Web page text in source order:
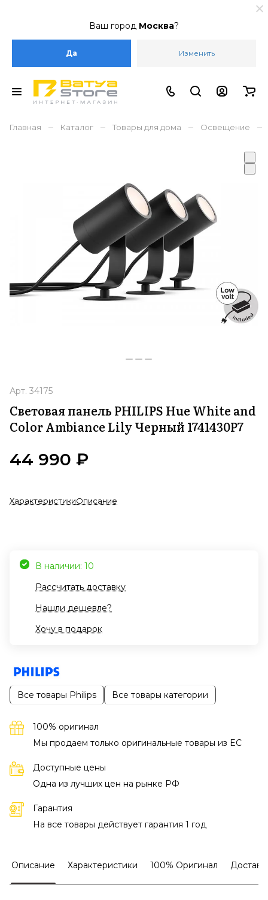
Ваш город Москва?
Да Изменить
Главная – Каталог – Товары для дома – Освещение –
Арт. 34175
Световая панель PHILIPS Hue White and
Color Ambiance Lily Черный 1741430P7
44 990 ₽
ХарактеристикиОписание
В наличии: 10
Рассчитать доставку
Нашли дешевле?
Хочу в подарок
Все товары Philips Все товары категории
100% оригинал
Мы продаем только оригинальные товары из EC
Доступные цены
Одна из лучших цен на рынке РФ
Гарантия
На все товары действует гарантия 1 год
Описание Характеристики 100% Оригинал